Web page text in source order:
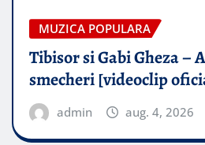
MUZICA POPULARA
Tibisor si Gabi Gheza –
smecheri [videoclip
admin aug. 4, 2026